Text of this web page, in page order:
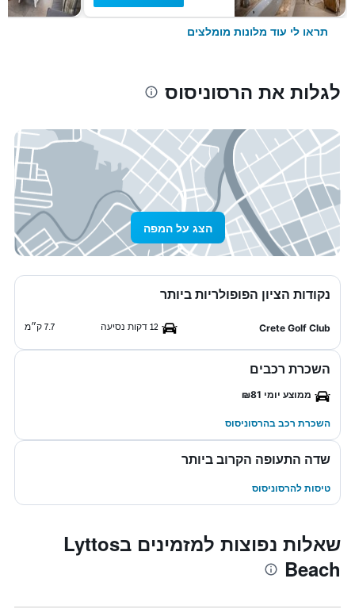
תראו לי עוד מלונות מומלצים
לגלות את הרסוניסוס
הצג על המפה
נקודות הציון הפופולריות ביותר
Crete Golf Club 12 דקות נסיעה 7.7 ק״מ
השכרת רכבים
ממוצע יומי ₪81
השכרת רכב בהרסוניסוס
שדה התעופה הקרוב ביותר
טיסות להרסוניסוס
שאלות נפוצות למזמינים בLyttos
Beach